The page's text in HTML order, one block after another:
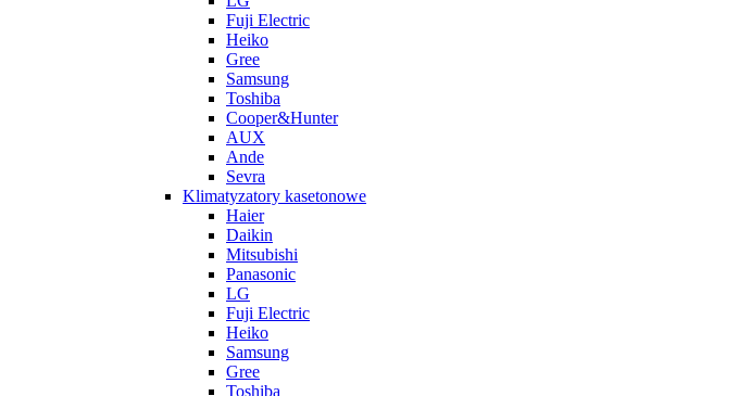
Fuji Electric
Heiko
Gree
Samsung
Toshiba
Cooper&Hunter
AUX
Ande
Sevra
Klimatyzatory kasetonowe
Haier
Daikin
Mitsubishi
Panasonic
LG
Fuji Electric
Heiko
Samsung
Gree
Toshiba